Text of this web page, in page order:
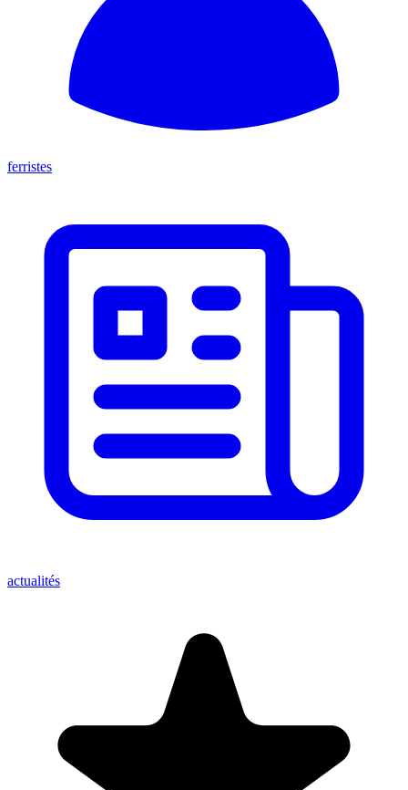
ferristes
actualités